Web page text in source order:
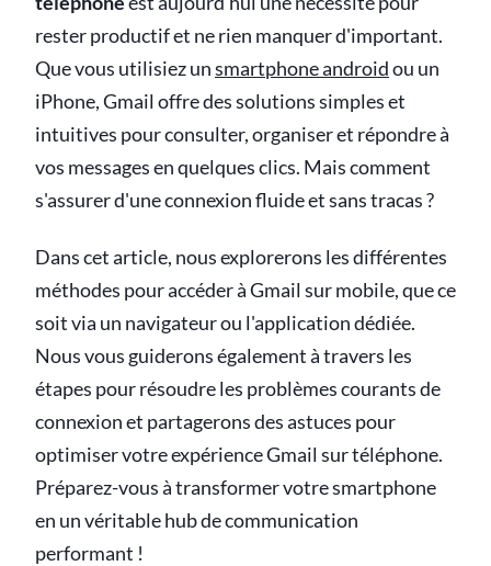
rester productif et ne rien manquer d'important.
Que vous utilisiez unsmartphone androidou un
iPhone, Gmail offre des solutions simples et
intuitives pour consulter, organiser et répondre à
vos messages en quelques clics. Mais comment
s'assurer d'une connexion fluide et sans tracas ?
Dans cet article, nous explorerons les différentes
méthodes pour accéder à Gmail sur mobile, que ce
soit via un navigateur ou l'application dédiée.
Nous vous guiderons également à travers les
étapes pour résoudre les problèmes courants de
connexion et partagerons des astuces pour
optimiser votre expérience Gmail sur téléphone.
Préparez-vous à transformer votre smartphone
en un véritable hub de communication
performant !